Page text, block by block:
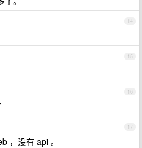
14
15
16
17
，没有 api 。